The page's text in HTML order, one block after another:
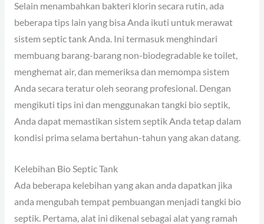
Selain menambahkan bakteri klorin secara rutin, ada
beberapa tips lain yang bisa Anda ikuti untuk merawat
sistem septic tank Anda. Ini termasuk menghindari
membuang barang-barang non-biodegradable ke toilet,
menghemat air, dan memeriksa dan memompa sistem
Anda secara teratur oleh seorang profesional. Dengan
mengikuti tips ini dan menggunakan tangki bio septik,
Anda dapat memastikan sistem septik Anda tetap dalam
kondisi prima selama bertahun-tahun yang akan datang.
Kelebihan Bio Septic Tank
Ada beberapa kelebihan yang akan anda dapatkan jika
anda mengubah tempat pembuangan menjadi tangki bio
septik. Pertama, alat ini dikenal sebagai alat yang ramah